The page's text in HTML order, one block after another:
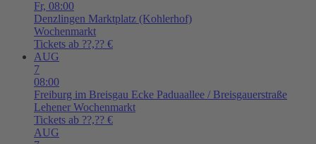
Fr, 08:00
Denzlingen Marktplatz (Kohlerhof)
Wochenmarkt
Tickets ab ??,?? €
AUG
7
08:00
Freiburg im Breisgau Ecke Paduaallee / Breisgauerstraße
Lehener Wochenmarkt
Tickets ab ??,?? €
AUG